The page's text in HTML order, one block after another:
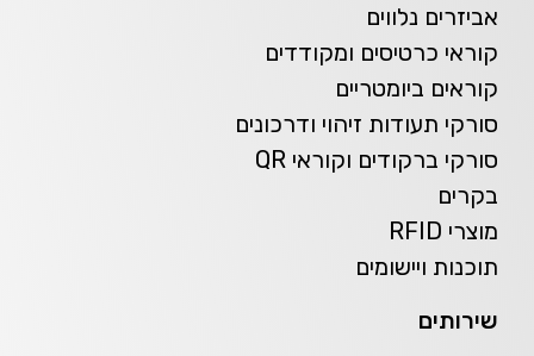
אביזרים נלווים
קוראי כרטיסים ומקודדים
קוראים ביומטריים
סורקי תעודות זיהוי ודרכונים
סורקי ברקודים וקוראי QR
בקרים
מוצרי RFID
תוכנות ויישומים
שירותים